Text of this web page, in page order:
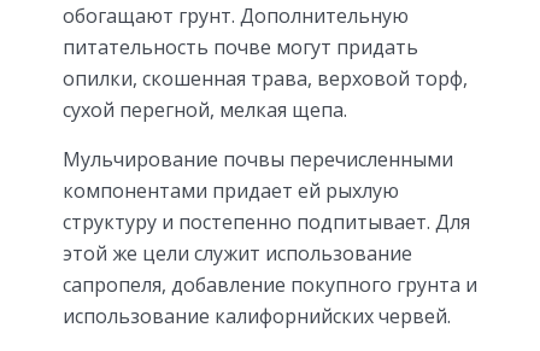
обогащают грунт. Дополнительную
питательность почве могут придать
опилки, скошенная трава, верховой торф,
сухой перегной, мелкая щепа.
Мульчирование почвы перечисленными
компонентами придает ей рыхлую
структуру и постепенно подпитывает. Для
этой же цели служит использование
сапропеля, добавление покупного грунта и
использование калифорнийских червей.